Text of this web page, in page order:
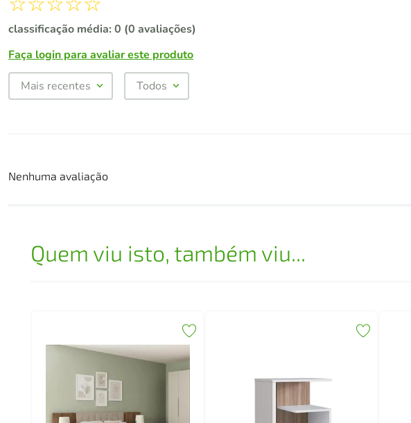
classificação média: 0 (0 avaliações)
Faça login para avaliar este produto
Mais recentes Todos
Nenhuma avaliação
Quem viu isto, também viu...